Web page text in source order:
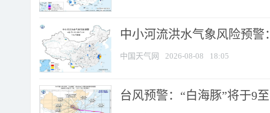
中小河流洪水气象风险预
中国天气网 2026-08-08 18:05
台风预警：“白海豚”将于9